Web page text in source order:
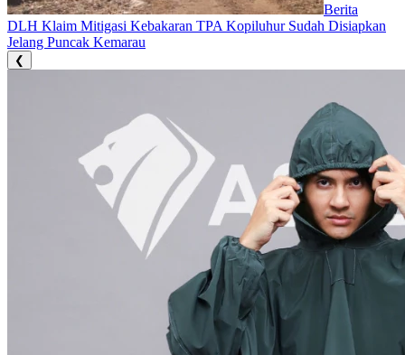
Berita
DLH Klaim Mitigasi Kebakaran TPA Kopiluhur Sudah Disiapkan
Jelang Puncak Kemarau
❮